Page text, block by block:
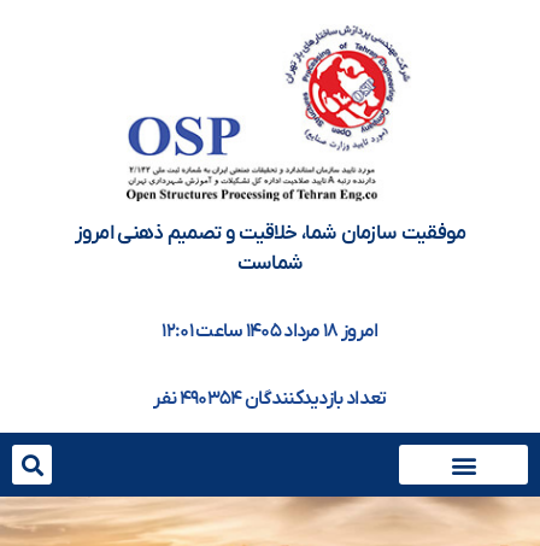
موفقیت سازمان شما، خلاقيت و تصميم ذهنی امروز
شماست
امروز ۱۸ مرداد ۱۴۰۵ ساعت ۱۲:۰۱
تعداد بازدیدکنندگان ۴۹۰۳۵۴ نفر